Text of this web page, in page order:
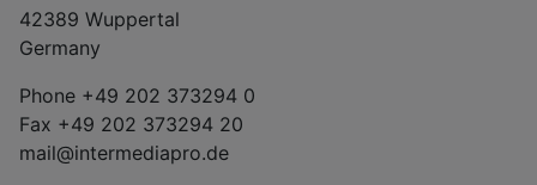
42389 Wuppertal
Germany
Phone +49 202 373294 0
Fax +49 202 373294 20
mail@intermediapro.de